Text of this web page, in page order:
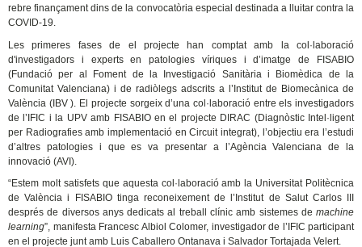
rebre finançament dins de la convocatòria especial destinada a lluitar contra la
COVID-19.
Les primeres fases de el projecte han comptat amb la col·laboració
d'investigadors i experts en patologies víriques i d’imatge de FISABIO
(Fundació per al Foment de la Investigació Sanitària i Biomèdica de la
Comunitat Valenciana) i de radiòlegs adscrits a l’Institut de Biomecànica de
València (IBV ). El projecte sorgeix d’una col·laboració entre els investigadors
de l’IFIC i la UPV amb FISABIO en el projecte DIRAC (Diagnòstic Intel·ligent
per Radiografies amb implementació en Circuit integrat), l’objectiu era l’estudi
d’altres patologies i que es va presentar a l’Agència Valenciana de la
innovació (AVI).
“Estem molt satisfets que aquesta col·laboració amb la Universitat Politècnica
de València i FISABIO tinga reconeixement de l’Institut de Salut Carlos III
després de diversos anys dedicats al treball clínic amb sistemes demachine
learning”, manifesta Francesc Albiol Colomer, investigador de l’IFIC participant
en el projecte junt amb Luis Caballero Ontanava i Salvador Tortajada Velert.